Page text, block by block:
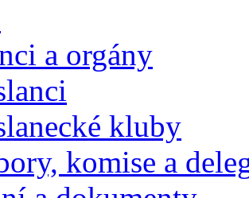
a orgány
kluby
komise a